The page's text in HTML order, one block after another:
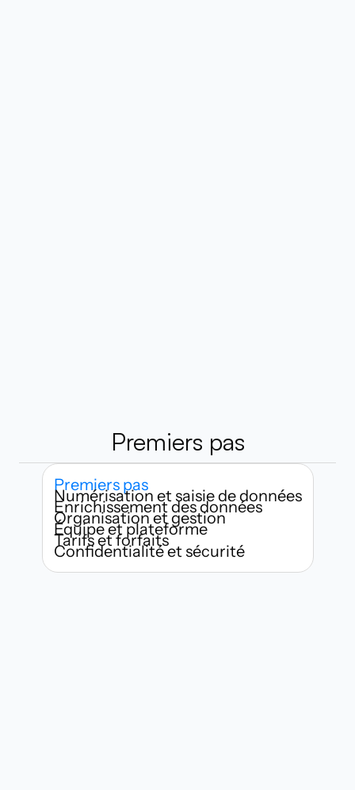
Premiers pas
Premiers pas
Numérisation et saisie de données
Enrichissement des données
Organisation et gestion
Équipe et plateforme
Tarifs et forfaits
Confidentialité et sécurité